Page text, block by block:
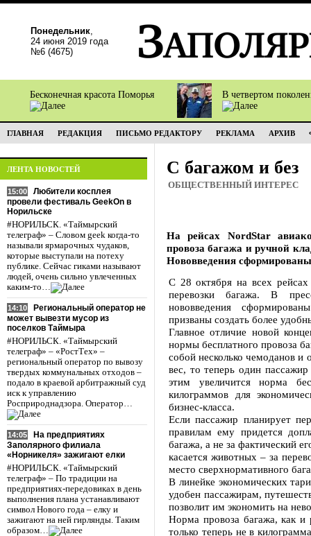
Понедельник,
24 июня 2019 года
№6 (4675)
Бесконечная красота Поморья В четвертом
ГЛАВНАЯ РЕДАКЦИЯ ПИСЬМО РЕДАКТОРУ РЕКЛАМА АРХИВ
ЛЕНТА НОВОСТЕЙ
15:00
Любители косплея
провели фестиваль GeekOn в
Норильске
#НОРИЛЬСК. «Таймырский
телеграф» – Словом geek когда-то
называли ярмарочных чудаков,
которые выступали на потеху
публике. Сейчас гиками называют
людей, очень сильно увлеченных
каким-то…
14:10
Региональный оператор не
может вывезти мусор из
поселков Таймыра
#НОРИЛЬСК. «Таймырский
телеграф» – «РостТех» –
региональный оператор по вывозу
твердых коммунальных отходов –
подало в краевой арбитражный суд
иск к управлению
Росприроднадзора. Оператор…
14:05
На предприятиях
Заполярного филиала
«Норникеля» зажигают елки
#НОРИЛЬСК. «Таймырский
телеграф» – По традиции на
предприятиях-передовиках в день
выполнения плана устанавливают
символ Нового года – елку и
зажигают на ней гирлянды. Таким
образом…
С багажом и без
ОБЩЕСТВЕННЫЙ ИНТЕРЕС
На рейсах NordStar
провоза багажа и ручной
Нововведения
С 28 октября на всех рейсах
перевозки багажа. В
нововведения
призваны создать более
Главное отличие новой
нормы бесплатного провоза
собой несколько чемоданов
вес, то теперь один
этим увеличится норма
килограммов для
бизнес-класса.
Если пассажир планирует
правилам ему придется
багажа, а не за фактический
касается животных – за
место сверхнормативного
В линейке экономических
удобен пассажирам,
позволит им экономить на
Норма провоза багажа, как и
только теперь не в